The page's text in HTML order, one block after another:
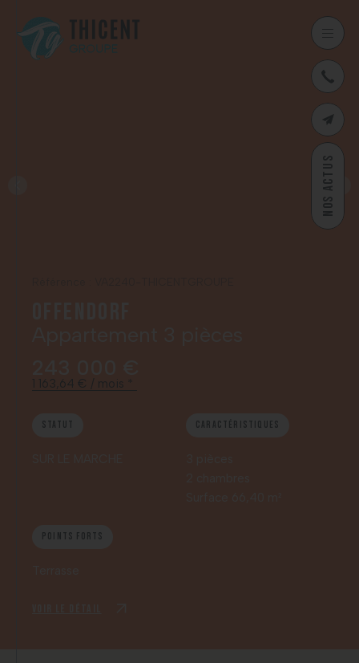
NOS ACTUS
1 163,64 € / mois *
Statut Caractéristiques
Points forts